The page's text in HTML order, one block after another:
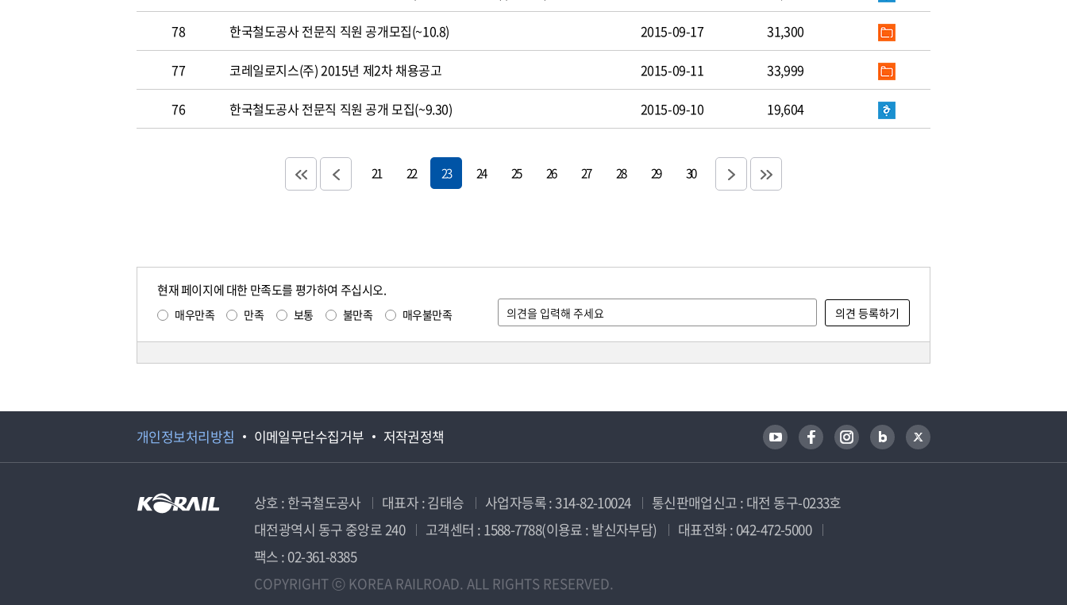
78 한국철도공사 전문직 직원 공개모집(~10.8) 2015-09-17 31,300
77 코레일로지스(주) 2015년 제2차 채용공고 2015-09-11 33,999
76 한국철도공사 전문직 직원 공개 모집(~9.30) 2015-09-10 19,604
21 22 23 24 25 26 27 28 29 30
현재 페이지에 대한 만족도를 평가하여 주십시오.
매우만족 만족 보통 불만족 매우불만족
개인정보처리방침 이메일무단수집거부 저작권정책
상호 : 한국철도공사 대표자 : 김태승 사업자등록 : 314-82-10024
통신판매업신고 : 대전 동구-0233호
대전광역시 동구 중앙로 240
고객센터 : 1588-7788(이용료 : 발신자부담)
대표전화 : 042-472-5000
팩스 : 02-361-8385
COPYRIGHT ⓒ KOREA RAILROAD. ALL RIGHTS RESERVED.